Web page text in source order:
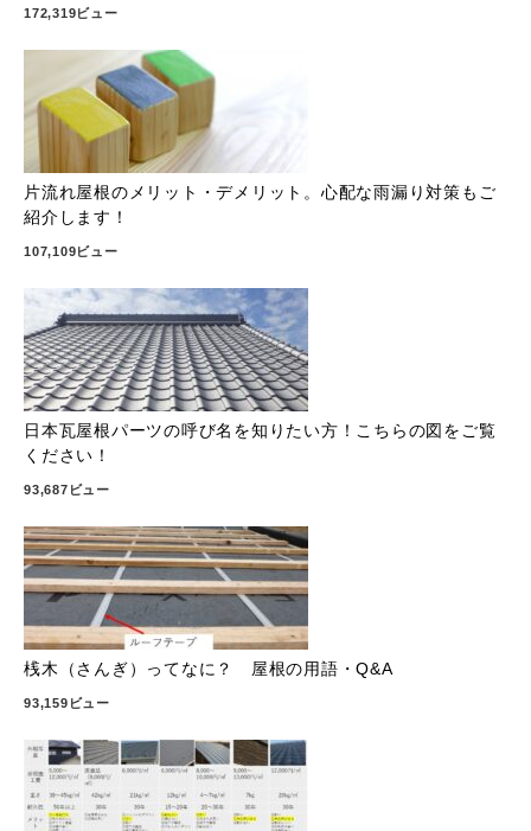
172,319ビュー
片流れ屋根のメリット・デメリット。心配な雨漏り対策もご
紹介します！
107,109ビュー
日本瓦屋根パーツの呼び名を知りたい方！こちらの図をご覧
ください！
93,687ビュー
桟木（さんぎ）ってなに？ 屋根の用語・Q&A
93,159ビュー